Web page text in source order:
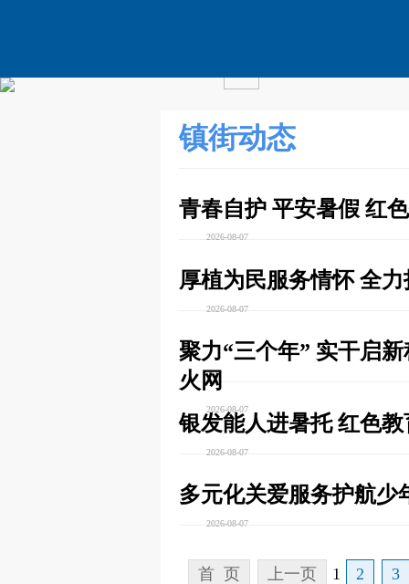
镇街动态
青春自护 平安暑假 红
2026-08-07
厚植为民服务情怀 全
2026-08-07
聚力“三个年” 实干启
火网
2026-08-07
银发能人进暑托 红色
2026-08-07
多元化关爱服务护航少
2026-08-07
首 页 上一页 1 2 3